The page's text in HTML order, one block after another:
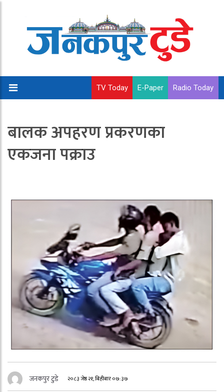
TV Today E-Paper Radio Today
बालक अपहरण प्रकरणका
एकजना पक्राउ
जनकपुर टुडे २०८३ जेष्ठ २१, बिहीबार ०७:३७